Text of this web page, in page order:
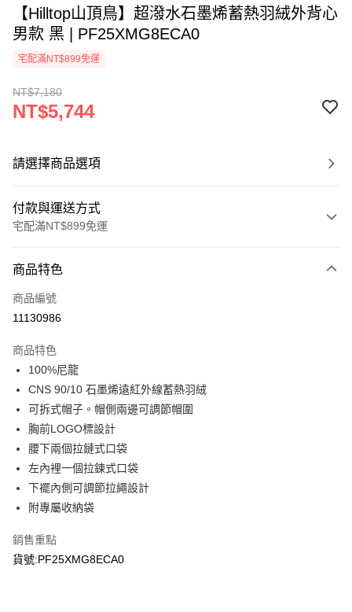
【Hilltop山頂鳥】超潑水石墨烯蓄熱羽絨外背心
男款 黑 | PF25XMG8ECA0
宅配滿NT$899免運
NT$7,180
NT$5,744
請選擇商品選項
付款與運送方式
宅配滿NT$899免運
信用卡一次付款
LINE Pay
悠遊付
Google Pay
運送方式
每筆NT$90，滿NT$899(含以上)免運費
宅配(離島)
商品特色
商品編號
11130986
商品特色
100%尼龍
CNS 90/10 石墨烯遠紅外線蓄熱羽絨
可拆式帽子。帽側兩邊可調節帽圍
胸前LOGO標設計
腰下兩個拉鏈式口袋
左內裡一個拉鍊式口袋
下襬內側可調節拉繩設計
附專屬收納袋
銷售重點
貨號:PF25XMG8ECA0